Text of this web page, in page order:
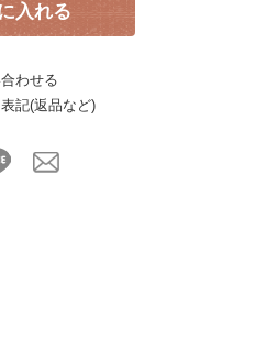
入れる
わせる
記(返品など)